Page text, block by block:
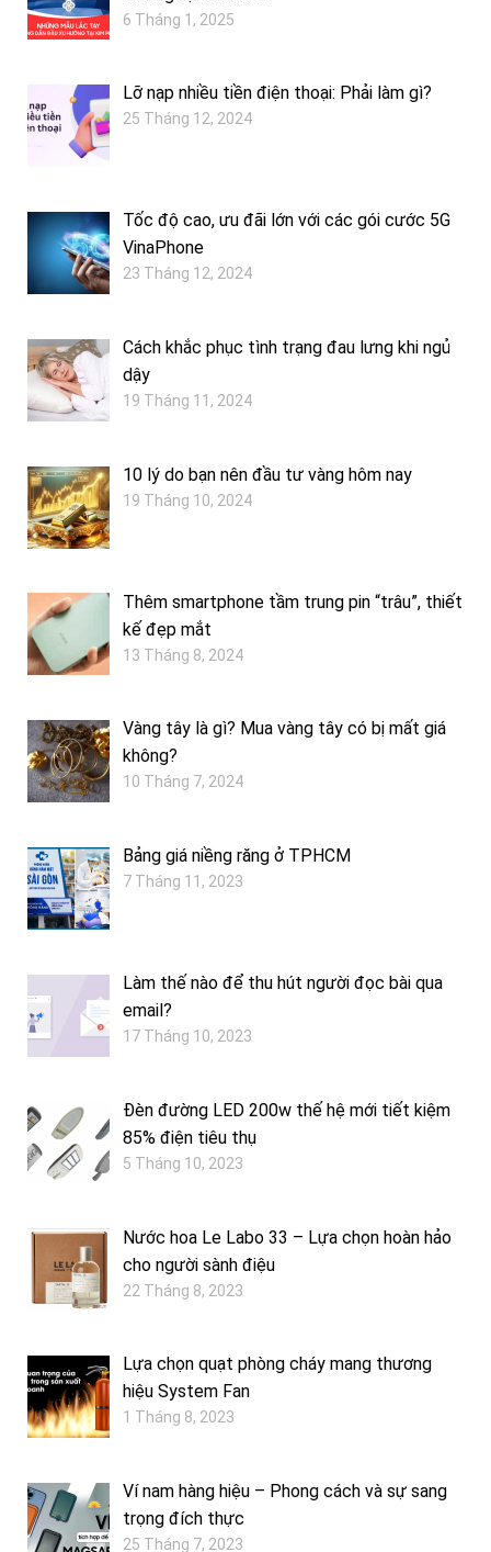
6 Tháng 1, 2025
Lỡ nạp nhiều tiền điện thoại: Phải làm gì?
25 Tháng 12, 2024
Tốc độ cao, ưu đãi lớn với các gói cước 5G
VinaPhone
23 Tháng 12, 2024
Cách khắc phục tình trạng đau lưng khi ngủ
dậy
19 Tháng 11, 2024
10 lý do bạn nên đầu tư vàng hôm nay
19 Tháng 10, 2024
Thêm smartphone tầm trung pin “trâu”, thiết
kế đẹp mắt
13 Tháng 8, 2024
Vàng tây là gì? Mua vàng tây có bị mất giá
không?
10 Tháng 7, 2024
Bảng giá niềng răng ở TPHCM
7 Tháng 11, 2023
Làm thế nào để thu hút người đọc bài qua
email?
17 Tháng 10, 2023
Đèn đường LED 200w thế hệ mới tiết kiệm
85% điện tiêu thụ
5 Tháng 10, 2023
Nước hoa Le Labo 33 – Lựa chọn hoàn hảo
cho người sành điệu
22 Tháng 8, 2023
Lựa chọn quạt phòng cháy mang thương
hiệu System Fan
1 Tháng 8, 2023
Ví nam hàng hiệu – Phong cách và sự sang
trọng đích thực
25 Tháng 7, 2023